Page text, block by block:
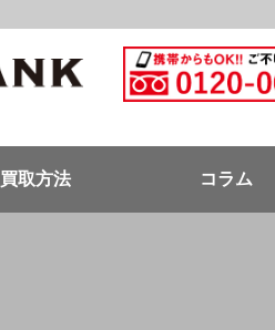
ブランドバン
買取方法 コラム